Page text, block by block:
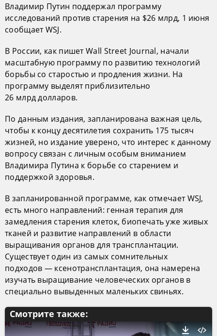
Владимир Путин поддержал программу
исследований против старения на $26 млрд, 1 июня
сообщает WSJ.
В России, как пишет Wall Street Journal, начали
масштабную программу по развитию технологий
борьбы со старостью и продления жизни. На
программу выделят приблизительно
26 млрд долларов.
По данным издания, запланирована важная цель,
чтобы к концу десятилетия сохранить 175 тысяч
жизней, но издание уверено, что интерес к данному
вопросу связан с личным особым вниманием
Владимира Путина к борьбе со старением и
поддержкой здоровья.
В запланированной программе, как отмечает WSJ,
есть много направлений: генная терапия для
замедления старения клеток, биопечать уже живых
тканей и развитие направлений в области
выращивания органов для трансплантации.
Существует один из самых сомнительных
подходов — ксенотрансплантация, она намерена
изучать выращивание человеческих органов в
специально вывыденных маленьких свиньях.
Смотрите также: